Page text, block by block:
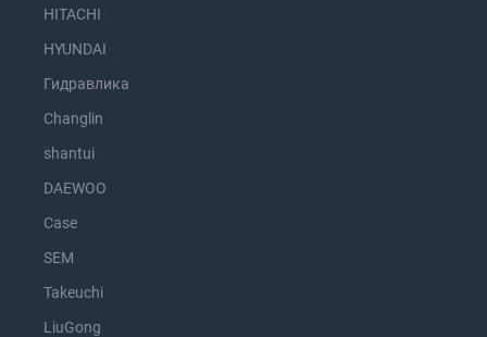
HITACHI
HYUNDAI
Гидравлика
Changlin
shantui
DAEWOO
Case
SEM
Takeuchi
LiuGong